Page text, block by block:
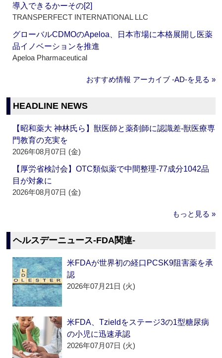
導入できるかーその[2]
TRANSPERFECT INTERNATIONAL LLC
グローバルCDMOのApeloa、日本市場に本格展開し医薬
品イノベーションを推進
Apeloa Pharmaceutical
おすすめ情報 アーカイブ ‐AD‐を見る »
HEADLINE NEWS
【昭和薬大 神林氏ら】獣医師と薬剤師に認識差‐獣医療専
門教育の充実を
2026年08月07日 (金)
【厚労省検討会】OTC類似薬で中間整理‐77成分1042品
目が対象に
2026年08月07日 (金)
もっと見る »
ヘルスデーニュース‐FDA関連‐
米FDAが世界初の経口PCSK9阻害薬を承
認
2026年07月21日 (火)
米FDA、Tzieldをステージ3の1型糖尿病
の小児に迅速承認
2026年07月07日 (火)